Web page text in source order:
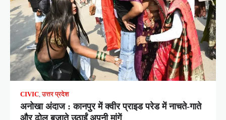
CIVIC,उत्तर प्रदेश
अनोखा अंदाज : कानपुर में क्वीर प्राइड परेड में नाचते-गाते